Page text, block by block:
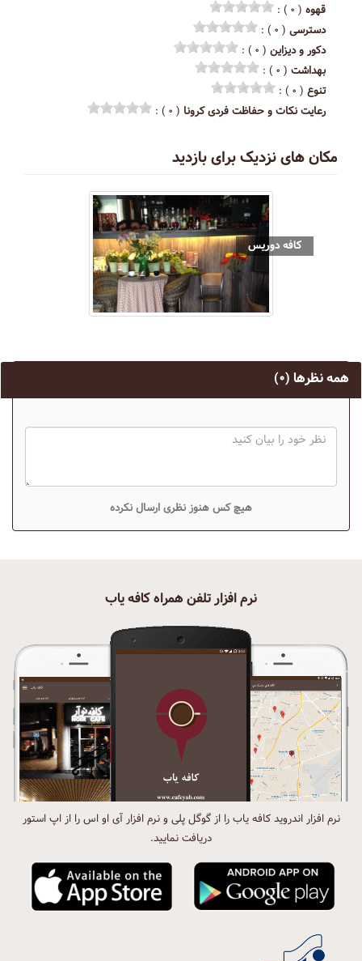
قهوه ( ۰ ) :
دسترسی ( ۰ ) :
دکور و دیزاین ( ۰ ) :
بهداشت ( ۰ ) :
تنوع ( ۰ ) :
رعایت نکات و حفاظت فردی کرونا ( ۰ ) :
مکان های نزدیک برای بازدید
کافه دوریس
همه نظرها (۰)
هیچ کس هنوز نظری ارسال نکرده
نرم افزار تلفن همراه کافه یاب
نرم افزار اندروید کافه یاب را از گوگل پلی و نرم افزار آی او اس را از اپ استور
دریافت نمایید.